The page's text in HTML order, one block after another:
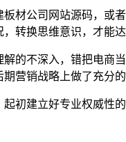
材公司网站源码，或
转换思维意识，才能
的不深入，错把电商
营销战略上做了充分的
初建立好专业权威性